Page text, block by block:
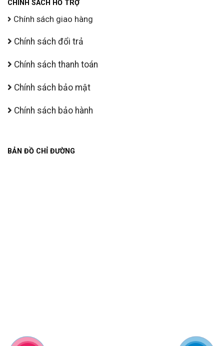
CHÍNH SÁCH HỖ TRỢ
Chính sách giao hàng
Chính sách đổi trả
Chính sách thanh toán
Chính sách bảo mật
Chính sách bảo hành
BẢN ĐỒ CHỈ ĐƯỜNG